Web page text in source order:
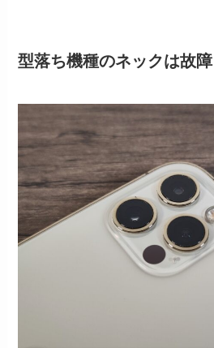
型落ち機種のネックは故障